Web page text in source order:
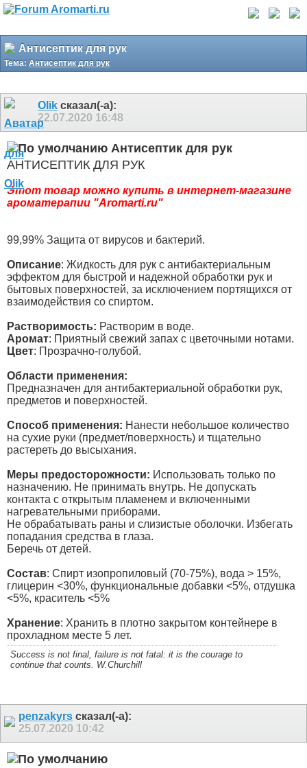
Антисептик для рук
Тема: Антисептик для рук
Olik сказал(-а):
22.07.2020 16:48
Антисептик для рук
АНТИСЕПТИК ДЛЯ РУК
Этот товар можно купить в интернет-магазине
ароматерапии "Aromarti.ru"
99,99% Защита от вирусов и бактерий.
Описание: Жидкость для рук с антибактериальным
эффектом для быстрой и надежной обработки рук и
бытовых поверхностей, за исключением портящихся от
взаимодействия со спиртом.
Растворимость: Растворим в воде.
Аромат: Приятный свежий запах с цветочными нотами.
Цвет: Прозрачно-голубой.
Области применения:
Предназначен для антибактериальной обработки рук,
предметов и поверхностей.
Способ применения: Нанести небольшое количество
на сухие руки (предмет/поверхность) и тщательно
растереть до высыхания.
Меры предосторожности: Использовать только по
назначению. Не принимать внутрь. Не допускать
контакта с открытым пламенем и включенными
нагревательными приборами.
Не обрабатывать раны и слизистые оболочки. Избегать
попадания средства в глаза.
Беречь от детей.
Состав: Спирт изопропиловый (70-75%), вода > 15%,
глицерин <30%, функциональные добавки <5%, отдушка
<5%, краситель <5%
Хранение: Хранить в плотно закрытом контейнере в
прохладном месте 5 лет.
Success is not final, failure is not fatal: it is the courage to
continue that counts. W.Churchill
penzakyrs сказал(-а):
25.07.2020 10:42